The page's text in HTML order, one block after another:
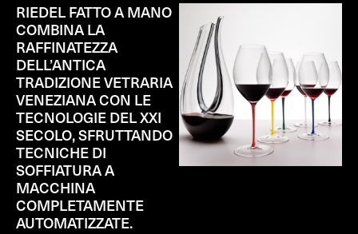
RIEDEL FATTO A MANO
COMBINA LA
RAFFINATEZZA
DELL’ANTICA
TRADIZIONE VETRARIA
VENEZIANA CON LE
TECNOLOGIE DEL XXI
SECOLO, SFRUTTANDO
TECNICHE DI
SOFFIATURA A
MACCHINA
COMPLETAMENTE
AUTOMATIZZATE.